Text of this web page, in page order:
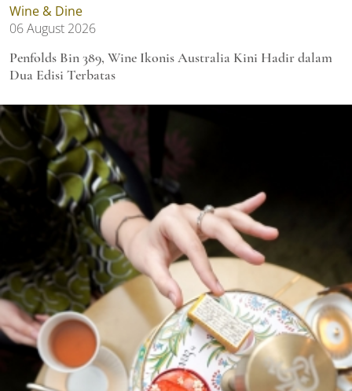
Wine & Dine
06 August 2026
Penfolds Bin 389, Wine Ikonis Australia Kini Hadir dalam
Dua Edisi Terbatas